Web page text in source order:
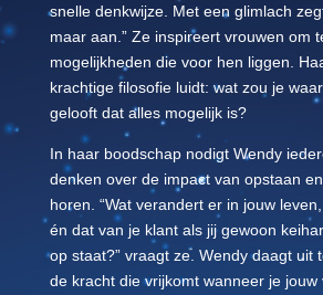
snelle denkwijze. Met een glimlach
maar aan.” Ze inspireert vrouwen om
mogelijkheden die voor hen liggen.
krachtige filosofie luidt: wat zou je
gelooft dat alles mogelijk is?
In haar boodschap nodigt Wendy
denken over de impact van opstaan
horen. “Wat verandert er in jouw
én dat van je klant als jij gewoon
op staat?” vraagt ze. Wendy daagt uit
de kracht die vrijkomt wanneer je jouw